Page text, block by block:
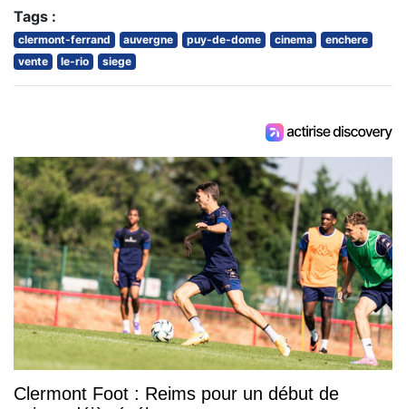
Tags :
clermont-ferrand auvergne puy-de-dome cinema
enchere
vente
le-rio siege
Clermont Foot : Reims pour un début de